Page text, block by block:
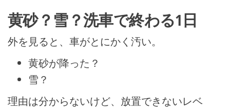
黄砂？雪？洗車で終わる1日
外を見ると、車がとにかく汚い。
黄砂が降った？
雪？
理由は分からないけど、放置できないレベ